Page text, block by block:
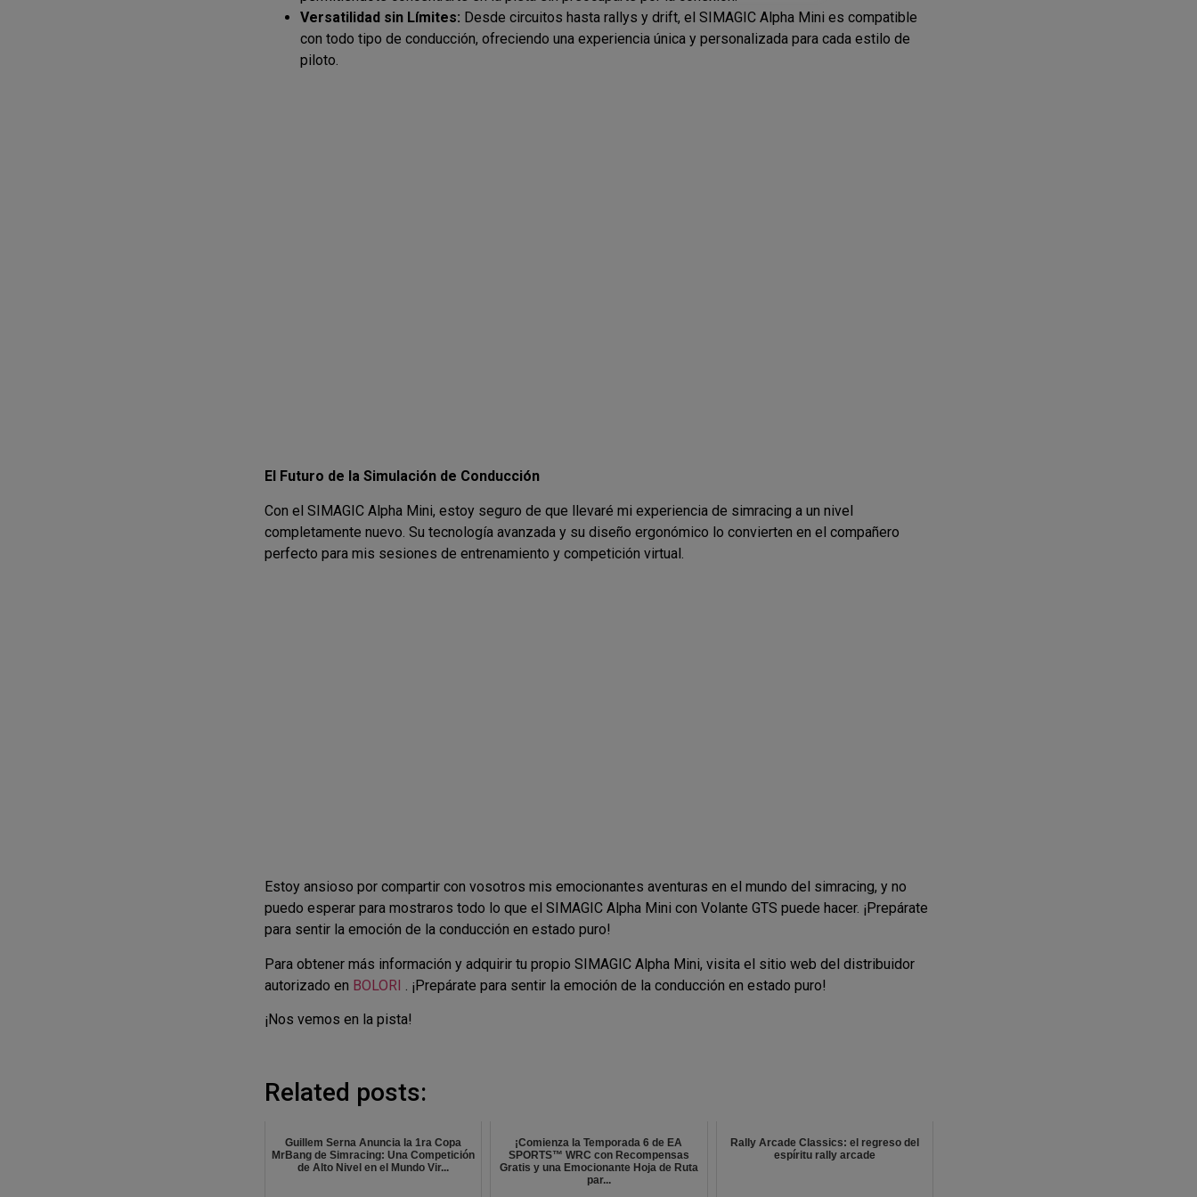
Versatilidad sin Límites: Desde circuitos hasta rallys y drift, el SIMAGIC Alpha Mini es compatible
con todo tipo de conducción, ofreciendo una experiencia única y personalizada para cada estilo de
piloto.
El Futuro de la Simulación de Conducción
Con el SIMAGIC Alpha Mini, estoy seguro de que llevaré mi experiencia de simracing a un nivel
completamente nuevo. Su tecnología avanzada y su diseño ergonómico lo convierten en el compañero
perfecto para mis sesiones de entrenamiento y competición virtual.
Estoy ansioso por compartir con vosotros mis emocionantes aventuras en el mundo del simracing, y no
puedo esperar para mostraros todo lo que el SIMAGIC Alpha Mini con Volante GTS puede hacer. ¡Prepárate
para sentir la emoción de la conducción en estado puro!
Para obtener más información y adquirir tu propio SIMAGIC Alpha Mini, visita el sitio web del distribuidor
autorizado en BOLORI . ¡Prepárate para sentir la emoción de la conducción en estado puro!
¡Nos vemos en la pista!
Related posts:
Guillem Serna Anuncia la 1ra Copa
MrBang de Simracing: Una Competición
de Alto Nivel en el Mundo Vir...
¡Comienza la Temporada 6 de EA
SPORTS™ WRC con Recompensas
Gratis y una Emocionante Hoja de Ruta
par...
Rally Arcade Classics: el regreso del
espíritu rally arcade